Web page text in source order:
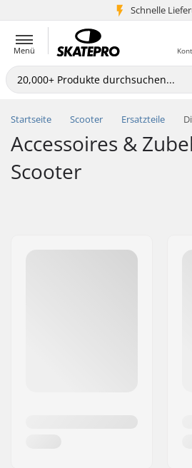
Schnelle
5+ Mio.
Menü
Startseite Scooter Ersatzteile
Accessoires &
Scooter